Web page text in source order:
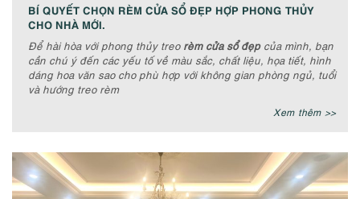
BÍ QUYẾT CHỌN RÈM CỬA SỔ ĐẸP HỢP PHONG THỦY
CHO NHÀ MỚI.
Để hài hòa với phong thủy treo rèm cửa sổ đẹpcủa mình, bạn
cần chú ý đến các yếu tố về màu sắc, chất liệu, họa tiết, hình
dáng hoa văn sao cho phù hợp với không gian phòng ngủ, tuổi
và hướng treo rèm
Xem thêm >>